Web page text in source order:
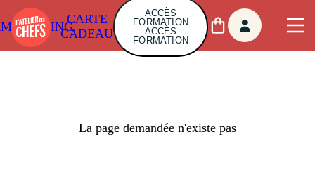
CARTE
CADEAU
ACCÈS
FORMATION
ACCÈS
FORMATION
La page demandée n'existe pas